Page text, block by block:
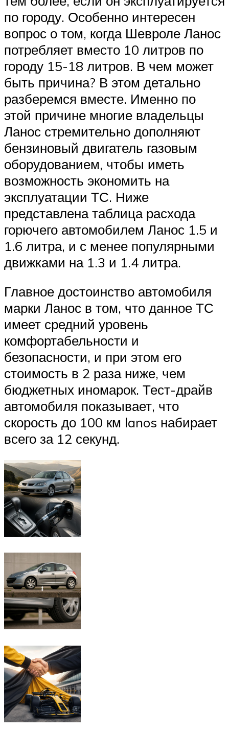
по городу. Особенно интересен
вопрос о том, когда Шевроле Ланос
потребляет вместо 10 литров по
городу 15-18 литров. В чем может
быть причина? В этом детально
разберемся вместе. Именно по
этой причине многие владельцы
Ланос стремительно дополняют
бензиновый двигатель газовым
оборудованием, чтобы иметь
возможность экономить на
эксплуатации ТС. Ниже
представлена таблица расхода
горючего автомобилем Ланос 1.5 и
1.6 литра, и с менее популярными
движками на 1.3 и 1.4 литра.
Главное достоинство автомобиля
марки Ланос в том, что данное ТС
имеет средний уровень
комфортабельности и
безопасности, и при этом его
стоимость в 2 раза ниже, чем
бюджетных иномарок. Тест-драйв
автомобиля показывает, что
скорость до 100 км lanos набирает
всего за 12 секунд.